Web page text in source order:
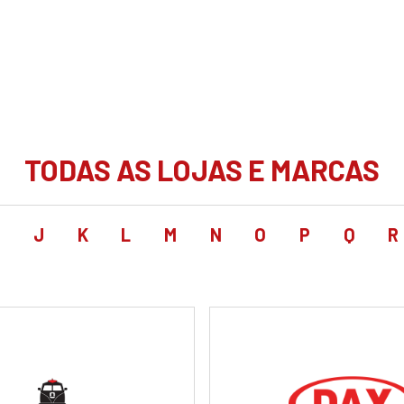
TODAS AS LOJAS E MARCAS
J K L M N O P Q R